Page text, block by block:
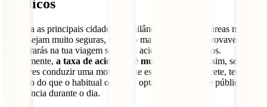
públicos
Embora as principais cidades da Tailândia e mesmo as áreas mais
rurais sejam muito seguras, talvez o maior perigo que provavelmente
encontrarás na tua viagem sejam os acidentes rodoviários.
Infelizmente, a taxa de acidentes é muito elevada.
Assim, se
planeares conduzir uma mota, não te esqueças do capacete, tem mais
cuidado do que o habitual ou então opta pelo transporte público, de
preferência durante o dia.